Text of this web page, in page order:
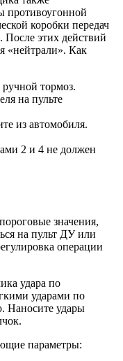
противоугонной
коробки передач
После этих действий
«нейтрали». Как
тормоз.
на пульте
из автомобиля.
2 и 4 не должен
значения,
на пульт ДУ или
операции
удара по
ударами по
Наносите удары
параметры: